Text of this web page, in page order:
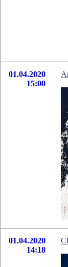
01.04.2020
15:00
01.04.2020
14:18